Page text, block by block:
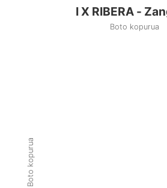
Boto kopurua
I X RIBERA -
Boto kopurua